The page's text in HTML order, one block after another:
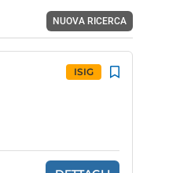
NUOVA RICERCA
ISIG